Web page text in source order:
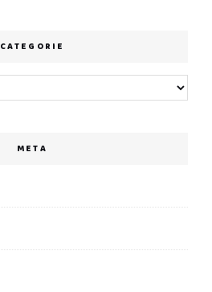
CATEGORIE
META